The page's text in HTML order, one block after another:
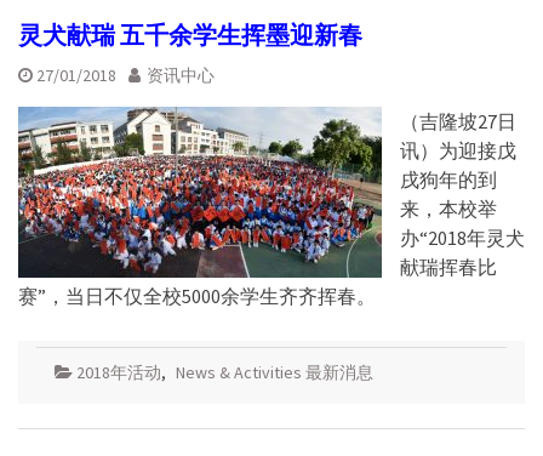
灵犬献瑞 五千余学生挥墨迎新春
27/01/2018 资讯中心
（吉隆坡27日
讯）为迎接戊
戌狗年的到
来，本校举
办“2018年灵犬
献瑞挥春比
赛”，当日不仅全校5000余学生齐齐挥春。
2018年活动, News & Activities 最新消息